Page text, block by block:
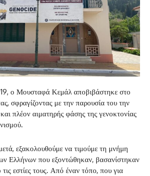
ο Μουσταφά Κεμάλ αποβιβάστηκε στο
σφραγίζοντας με την παρουσία του την
πλέον αιματηρής φάσης της γενοκτονίας
εξακολουθούμε να τιμούμε τη μνήμη
Ελλήνων που εξοντώθηκαν, βασανίστηκαν
εστίες τους. Από έναν τόπο, που για